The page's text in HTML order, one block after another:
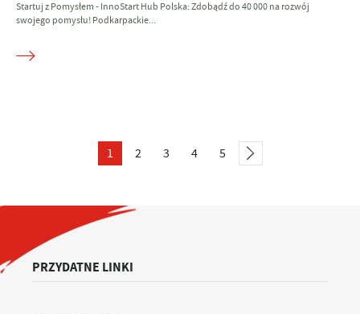
Startuj z Pomysłem - InnoStart Hub Polska: Zdobądź do 40 000 na rozwój
swojego pomysłu! Podkarpackie...
1 2 3 4 5
PRZYDATNE LINKI